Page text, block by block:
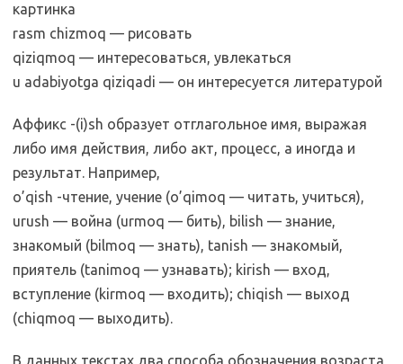
картинка
rasm chizmoq — рисовать
qiziqmoq — интересоваться, увлекаться
u adabiyotga qiziqadi — он интересуется литературой
Аффикс -(i)sh образует отглагольное имя, выражая
либо имя действия, либо акт, процесс, а иногда и
результат. Например,
o’qish -чтение, учение (o’qimoq — читать, учиться),
urush — война (urmoq — бить), bilish — знание,
знакомый (bilmoq — знать), tanish — знако­мый,
приятель (tanimoq — узнавать); kirish — вход,
вступление (kirmoq — входить); chiqish — выход
(chiqmoq — выходить).
В данных текстах два способа обозначения возраста